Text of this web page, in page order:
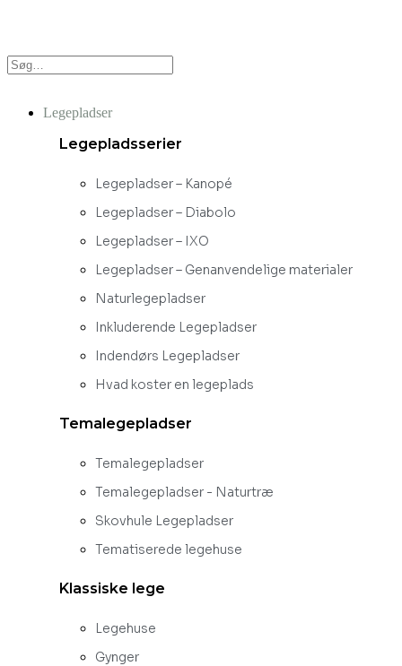
Legepladser
Legepladsserier
Legepladser – Kanopé
Legepladser – Diabolo
Legepladser – IXO
Legepladser – Genanvendelige materialer
Naturlegepladser
Inkluderende Legepladser
Indendørs Legepladser
Hvad koster en legeplads
Temalegepladser
Temalegepladser
Temalegepladser - Naturtræ
Skovhule Legepladser
Tematiserede legehuse
Klassiske lege
Legehuse
Gynger